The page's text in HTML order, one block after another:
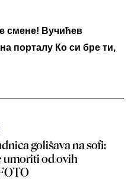
смене! Вучићев
порталу Ко си бре ти,
golišava na sofi:
umoriti od ovih